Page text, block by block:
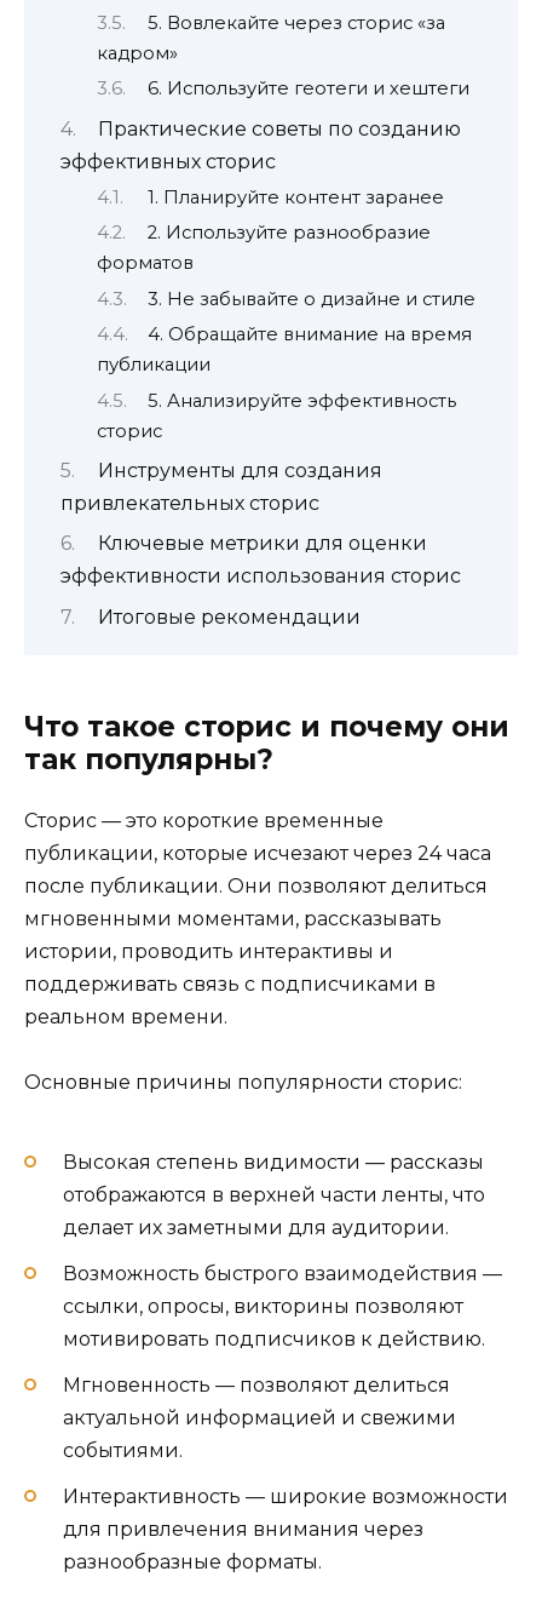
5. Вовлекайте через сторис «за
кадром»
6. Используйте геотеги и хештеги
Практические советы по созданию
эффективных сторис
1. Планируйте контент заранее
2. Используйте разнообразие
форматов
3. Не забывайте о дизайне и стиле
4. Обращайте внимание на время
публикации
5. Анализируйте эффективность
сторис
Инструменты для создания
привлекательных сторис
Ключевые метрики для оценки
эффективности использования сторис
Итоговые рекомендации
Что такое сторис и почему они
так популярны?
Сторис — это короткие временные
публикации, которые исчезают через 24 часа
после публикации. Они позволяют делиться
мгновенными моментами, рассказывать
истории, проводить интерактивы и
поддерживать связь с подписчиками в
реальном времени.
Основные причины популярности сторис:
Высокая степень видимости — рассказы
отображаются в верхней части ленты, что
делает их заметными для аудитории.
Возможность быстрого взаимодействия —
ссылки, опросы, викторины позволяют
мотивировать подписчиков к действию.
Мгновенность — позволяют делиться
актуальной информацией и свежими
событиями.
Интерактивность — широкие возможности
для привлечения внимания через
разнообразные форматы.